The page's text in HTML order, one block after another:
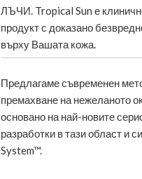
ЛЪЧИ. Tropical Sun е
продукт с доказано
върху Вашата кожа.
Предлагаме съвременен
премахване на нежеланото
основано на най-новите
разработки в тази област и
System™.